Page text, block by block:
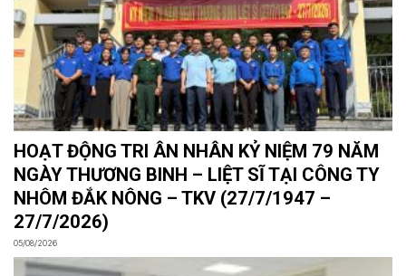
HOẠT ĐỘNG TRI ÂN NHÂN KỶ NIỆM 79 NĂM
NGÀY THƯƠNG BINH – LIỆT SĨ TẠI CÔNG TY
NHÔM ĐẮK NÔNG – TKV (27/7/1947 –
27/7/2026)
05/08/2026